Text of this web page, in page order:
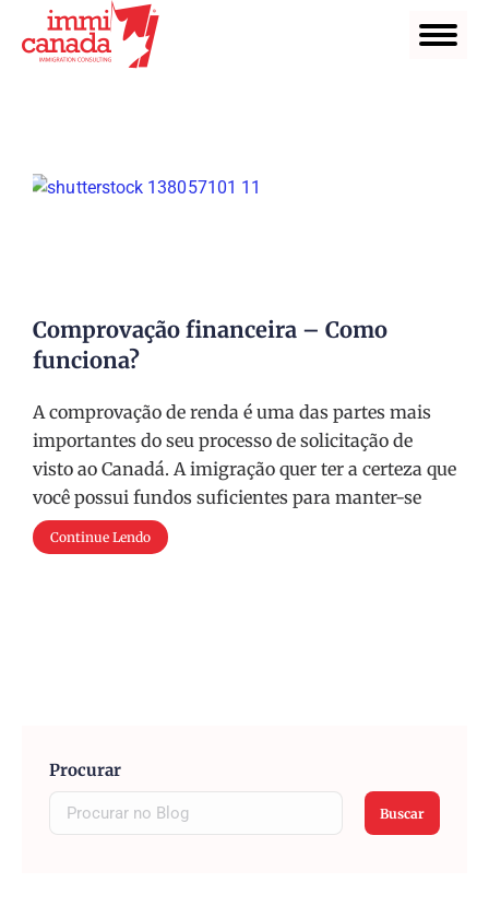
Comprovação financeira – Como
funciona?
A comprovação de renda é uma das partes mais
importantes do seu processo de solicitação de
visto ao Canadá. A imigração quer ter a certeza que
você possui fundos suficientes para manter-se
Continue Lendo
Procurar
Buscar